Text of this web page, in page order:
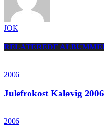
JOK
RELATEREDE
2006
Julefrokost Kaløvig 2006
2006